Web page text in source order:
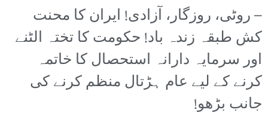
– روٹی، روزگار، آزادی! ایران کا محنت
کش طبقہ زندہ باد! حکومت کا تختہ الٹنے
اور سرمایہ دارانہ استحصال کا خاتمہ
کرنے کے لیے عام ہڑتال منظم کرنے کی
جانب بڑھو!